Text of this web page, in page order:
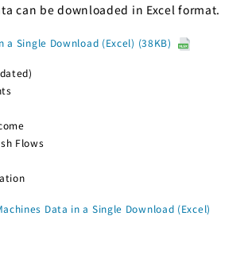
can be downloaded in Excel format.
a Single Download (Excel) (38KB)
Flows
Data in a Single Download (Excel)